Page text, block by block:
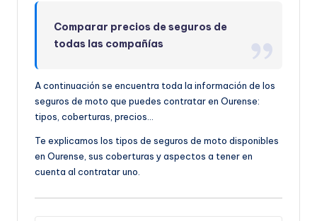
Comparar precios de seguros de
todas las compañías
A continuación se encuentra toda la información de los
seguros de moto que puedes contratar en Ourense:
tipos, coberturas, precios…
Te explicamos los tipos de seguros de moto disponibles
en Ourense, sus coberturas y aspectos a tener en
cuenta al contratar uno.